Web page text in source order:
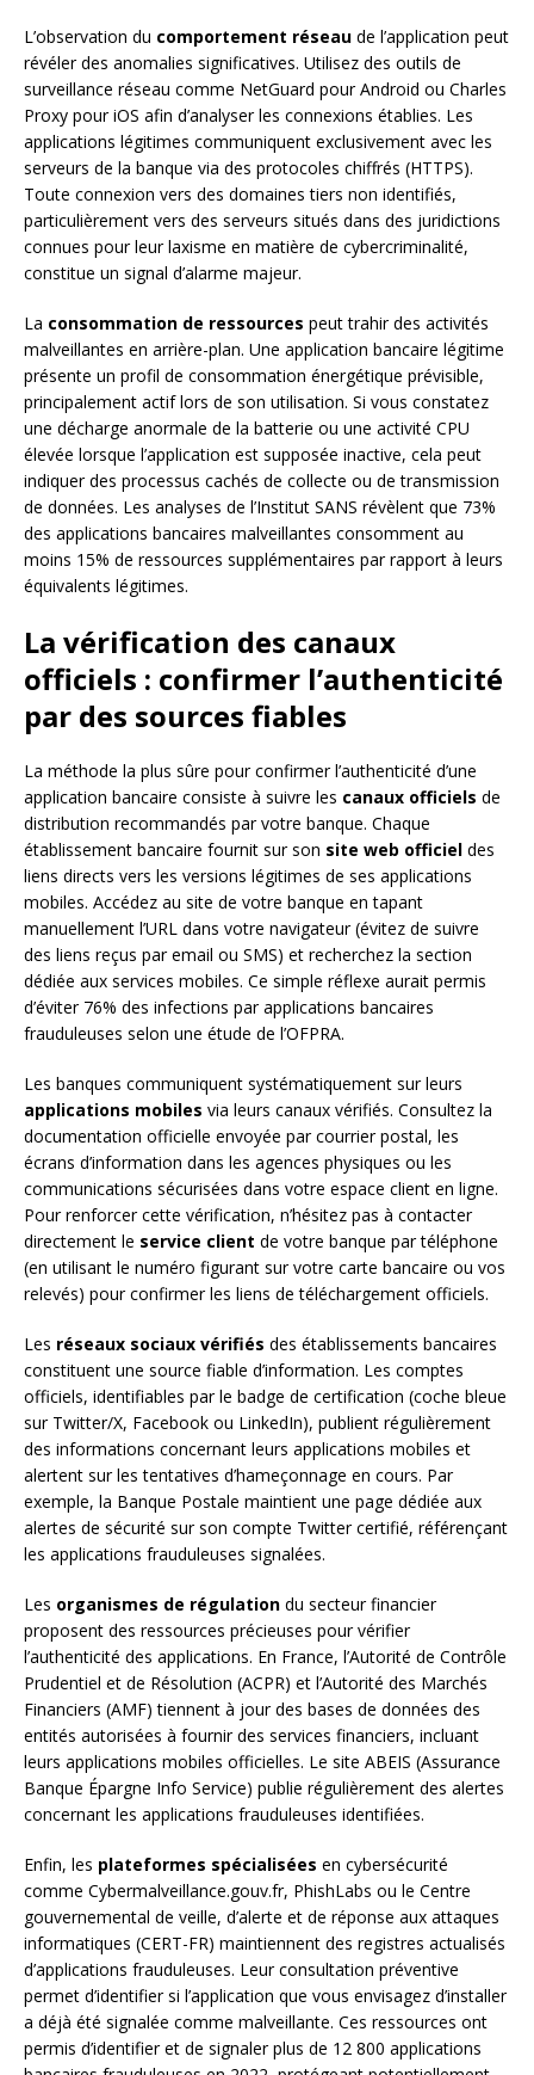
L’observation du comportement réseau de l’application peut
révéler des anomalies significatives. Utilisez des outils de
surveillance réseau comme NetGuard pour Android ou Charles
Proxy pour iOS afin d’analyser les connexions établies. Les
applications légitimes communiquent exclusivement avec les
serveurs de la banque via des protocoles chiffrés (HTTPS).
Toute connexion vers des domaines tiers non identifiés,
particulièrement vers des serveurs situés dans des juridictions
connues pour leur laxisme en matière de cybercriminalité,
constitue un signal d’alarme majeur.
La consommation de ressources peut trahir des activités
malveillantes en arrière-plan. Une application bancaire légitime
présente un profil de consommation énergétique prévisible,
principalement actif lors de son utilisation. Si vous constatez
une décharge anormale de la batterie ou une activité CPU
élevée lorsque l’application est supposée inactive, cela peut
indiquer des processus cachés de collecte ou de transmission
de données. Les analyses de l’Institut SANS révèlent que 73%
des applications bancaires malveillantes consomment au
moins 15% de ressources supplémentaires par rapport à leurs
équivalents légitimes.
La vérification des canaux
officiels : confirmer l’authenticité
par des sources fiables
La méthode la plus sûre pour confirmer l’authenticité d’une
application bancaire consiste à suivre les canaux officiels de
distribution recommandés par votre banque. Chaque
établissement bancaire fournit sur son site web officiel des
liens directs vers les versions légitimes de ses applications
mobiles. Accédez au site de votre banque en tapant
manuellement l’URL dans votre navigateur (évitez de suivre
des liens reçus par email ou SMS) et recherchez la section
dédiée aux services mobiles. Ce simple réflexe aurait permis
d’éviter 76% des infections par applications bancaires
frauduleuses selon une étude de l’OFPRA.
Les banques communiquent systématiquement sur leurs
applications mobiles via leurs canaux vérifiés. Consultez la
documentation officielle envoyée par courrier postal, les
écrans d’information dans les agences physiques ou les
communications sécurisées dans votre espace client en ligne.
Pour renforcer cette vérification, n’hésitez pas à contacter
directement le service client de votre banque par téléphone
(en utilisant le numéro figurant sur votre carte bancaire ou vos
relevés) pour confirmer les liens de téléchargement officiels.
Les réseaux sociaux vérifiés des établissements bancaires
constituent une source fiable d’information. Les comptes
officiels, identifiables par le badge de certification (coche bleue
sur Twitter/X, Facebook ou LinkedIn), publient régulièrement
des informations concernant leurs applications mobiles et
alertent sur les tentatives d’hameçonnage en cours. Par
exemple, la Banque Postale maintient une page dédiée aux
alertes de sécurité sur son compte Twitter certifié, référençant
les applications frauduleuses signalées.
Les organismes de régulation du secteur financier
proposent des ressources précieuses pour vérifier
l’authenticité des applications. En France, l’Autorité de Contrôle
Prudentiel et de Résolution (ACPR) et l’Autorité des Marchés
Financiers (AMF) tiennent à jour des bases de données des
entités autorisées à fournir des services financiers, incluant
leurs applications mobiles officielles. Le site ABEIS (Assurance
Banque Épargne Info Service) publie régulièrement des alertes
concernant les applications frauduleuses identifiées.
Enfin, les plateformes spécialisées en cybersécurité
comme Cybermalveillance.gouv.fr, PhishLabs ou le Centre
gouvernemental de veille, d’alerte et de réponse aux attaques
informatiques (CERT-FR) maintiennent des registres actualisés
d’applications frauduleuses. Leur consultation préventive
permet d’identifier si l’application que vous envisagez d’installer
a déjà été signalée comme malveillante. Ces ressources ont
permis d’identifier et de signaler plus de 12 800 applications